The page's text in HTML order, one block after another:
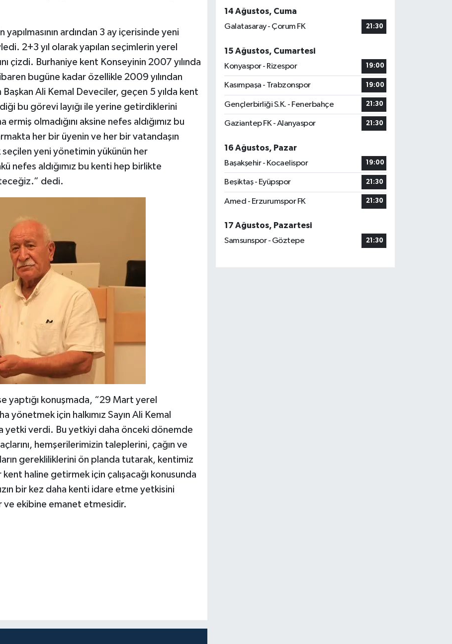
ardından 3 ay içerisinde yeni
2+3 yıl olarak yapılan seçimlerin yerel
çizdi. Burhaniye kent Konseyinin 2007 yılında
bugüne kadar özellikle 2009 yılından
Başkan Ali Kemal Deveciler, geçen 5 yılda kent
bu görevi layığı ile yerine getirdiklerini
olmadığını aksine nefes aldığımız bu
her bir üyenin ve her bir vatandaşın
yeni yönetimin yükünün her
nefes aldığımız bu kenti hep birlikte
dedi.
yaptığı konuşmada, “29 Mart yerel
için halkımız Sayın Ali Kemal
yetki verdi. Bu yetkiyi daha önceki dönemde
hemşerilerimizin taleplerini, çağın ve
gerekliliklerini ön planda tutarak, kentimiz
haline getirmek için çalışacağı konusunda
bir kez daha kenti idare etme yetkisini
ve ekibine emanet etmesidir.
14 Ağustos, Cuma
Galatasaray - Çorum FK
21:30
15 Ağustos, Cumartesi
Konyaspor - Rizespor
19:00
Kasımpaşa - Trabzonspor 19:00
Gençlerbirliği S.K. - Fenerbahçe 21:30
Gaziantep FK - Alanyaspor 21:30
16 Ağustos, Pazar
Başakşehir - Kocaelispor
19:00
Beşiktaş - Eyüpspor 21:30
Amed - Erzurumspor FK 21:30
17 Ağustos, Pazartesi
Samsunspor - Göztepe
21:30